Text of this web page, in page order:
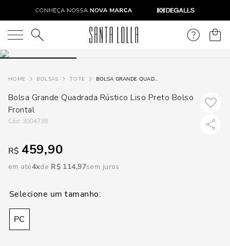
O que você está procurando?
BOLSAS TOTE BOLSA GRANDE QUADRADA RÚSTICO LISO PRETO BOLSO FRONTAL
Bolsa Grande Quadrada Rústico Liso Preto Bolso
Frontal
: 3004738
R$ 459,90
em até4 R$ 114,97sem juros
PC